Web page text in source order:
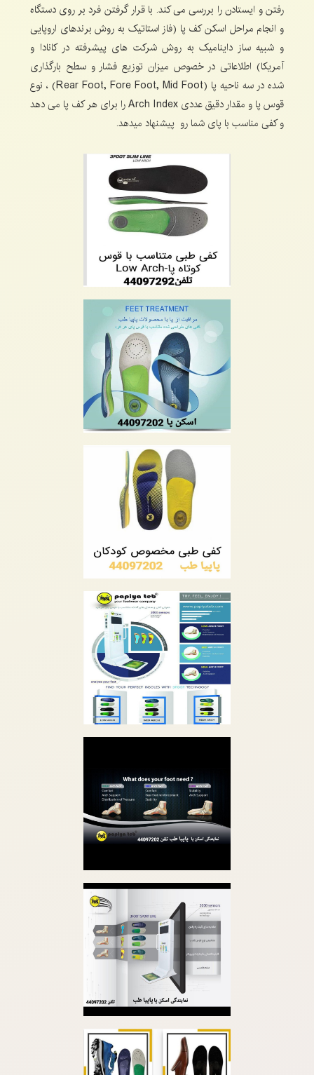
رفتن و ایستادن را بررسی می کند. با قرار گرفتن فرد بر روی دستگاه
و انجام مراحل اسکن کف پا (فاز استاتیک به روش برندهای اروپایی
و شبیه ساز داینامیک به روش شرکت های پیشرفته در کانادا و
آمریکا) اطلاعاتی در خصوص میزان توزیع فشار و سطح بارگذاری
شده در سه ناحیه پا (Rear Foot, Fore Foot, Mid Foot) ، نوع
قوس پا و مقدار دقیق عددی Arch Index را برای هر کف پا می دهد
و کفی مناسب با پای شما رو پیشنهاد میدهد.